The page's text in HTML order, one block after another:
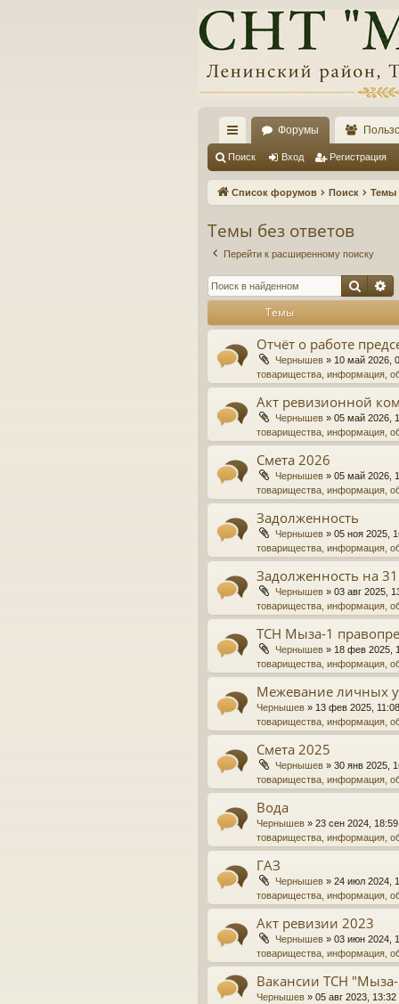
с
ы
и
Форумы
Поиск Вход Регистрация
Список форумов Поиск Темы
Темы без ответов
Перейти к расширенному поиску
Поиск
Темы
Отчёт о работе
Чернышев » 10 май 2026,
товарищества, информация,
Акт ревизионной
Чернышев » 05 май 2026,
товарищества, информация,
Смета 2026
Чернышев » 05 май 2026,
товарищества, информация,
Задолженность
Чернышев » 05 ноя 2025,
товарищества, информация,
Задолженность на
Чернышев » 03 авг 2025,
товарищества, информация,
ТСН Мыза-1
Чернышев » 18 фев 2025,
товарищества, информация,
Межевание личных
Чернышев » 13 фев 2025, 11:08
товарищества, информация,
Смета 2025
Чернышев » 30 янв 2025,
товарищества, информация,
Вода
Чернышев » 23 сен 2024, 18:59
товарищества, информация,
ГАЗ
Чернышев » 24 июл 2024,
товарищества, информация,
Акт ревизии 2023
Чернышев » 03 июн 2024,
товарищества, информация,
Вакансии ТСН
Чернышев » 05 авг 2023, 13:32